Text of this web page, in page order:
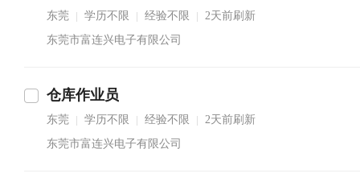
东莞 学历不限 经验不限
2天前刷新
东莞市富连兴电子有限公司
仓库作业员
东莞 学历不限 经验不限
2天前刷新
东莞市富连兴电子有限公司